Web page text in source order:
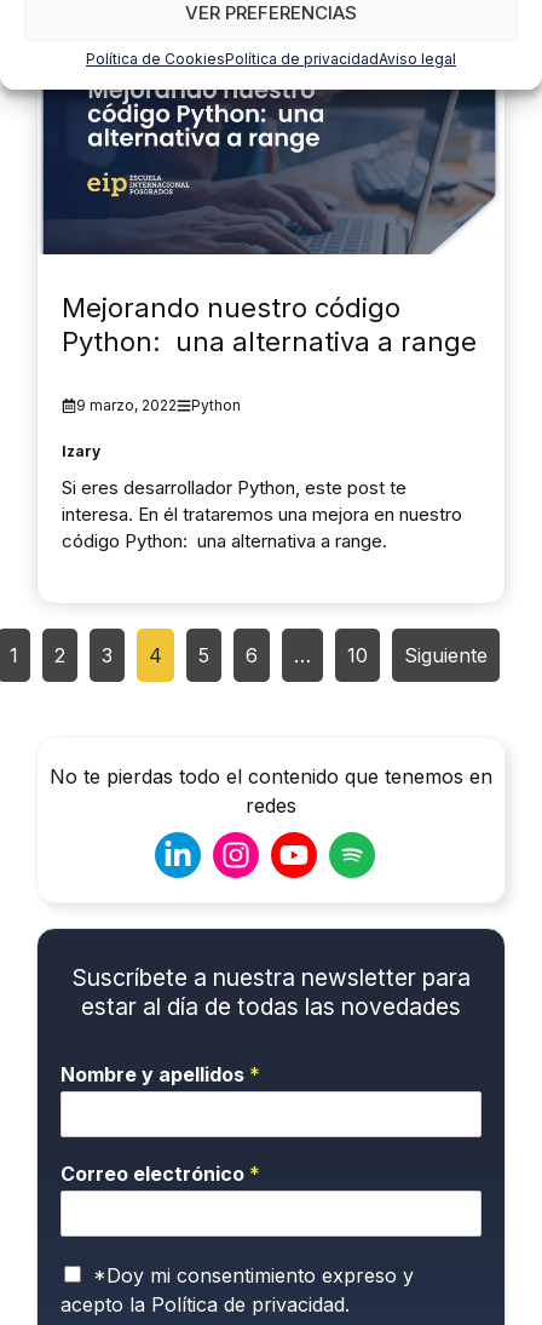
VER PREFERENCIAS
Política de CookiesPolítica de privacidadAviso legal
Mejorando nuestro código
Python: una alternativa a range
9 marzo, 2022 Python
Izary
Si eres desarrollador Python, este post te
interesa. En él trataremos una mejora en nuestro
código Python: una alternativa a range.
1 2 3 4 5 6 … 10 Siguiente
No te pierdas todo el contenido que tenemos en
redes
Suscríbete a nuestra newsletter para
estar al día de todas las novedades
Nombre y apellidos *
Correo electrónico *
P
o
*Doy mi consentimiento expreso y
acepto la Política de privacidad.